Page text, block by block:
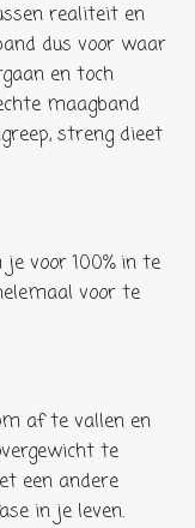
realiteit en
dus voor waar
en toch
maagband
streng dieet
voor 100% in te
voor te
af te vallen en
te
een andere
in je leven.